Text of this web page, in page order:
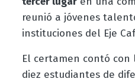
reunió a jóvenes
instituciones del Eje
El certamen contó
diez estudiantes de